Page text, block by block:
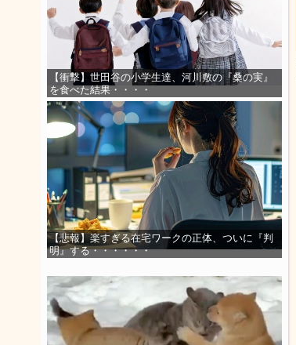
【衝撃】世田谷の小学生達、河川敷の『桑の実』
を食べた結果・・・・
【悲報】楽すぎる在宅ワークの正体、ついに『判
明』する・・・・・・